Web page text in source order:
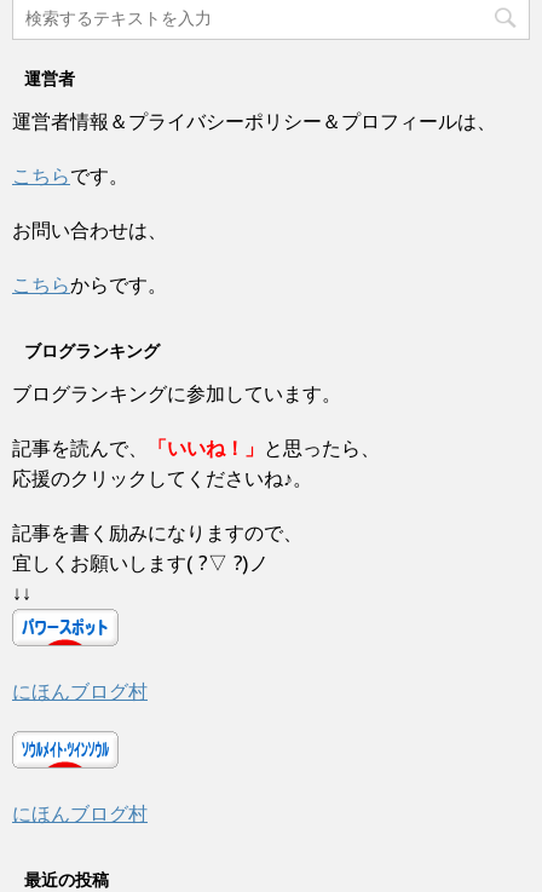
運営者
運営者情報＆プライバシーポリシー＆プロフィールは、
こちらです。
お問い合わせは、
こちらからです。
ブログランキング
ブログランキングに参加しています。
記事を読んで、 「いいね！」 と思ったら、
応援のクリックしてくださいね♪。
記事を書く励みになりますので、
宜しくお願いします( ?▽ ?)ノ
↓↓
にほんブログ村
にほんブログ村
最近の投稿